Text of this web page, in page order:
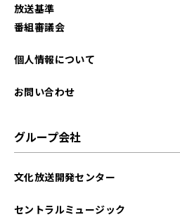
2025年08月
2025年03月
放送基準
番組審議会
個人情報について
お問い合わせ
グループ会社
文化放送開発センター
セントラルミュージック